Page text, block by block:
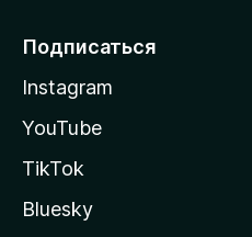
Подписаться
Instagram
YouTube
TikTok
Bluesky